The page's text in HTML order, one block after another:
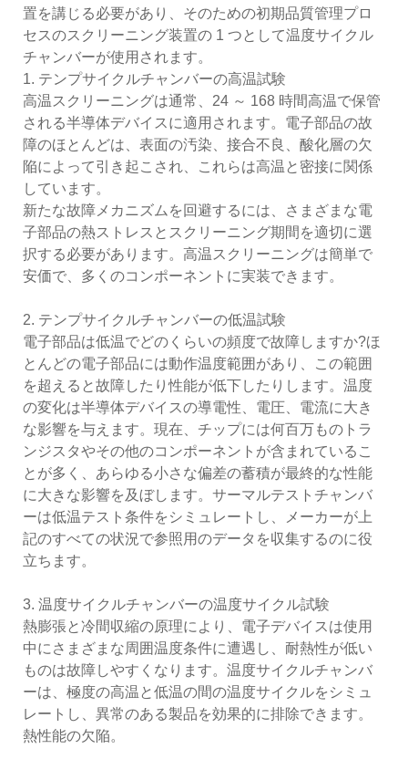
置を講じる必要があり、そのための初期品質管理プロ
セスのスクリーニング装置の 1 つとして温度サイクル
チャンバーが使用されます。
1. テンプサイクルチャンバーの高温試験
高温スクリーニングは通常、24 ～ 168 時間高温で保管
される半導体デバイスに適用されます。電子部品の故
障のほとんどは、表面の汚染、接合不良、酸化層の欠
陥によって引き起こされ、これらは高温と密接に関係
しています。
新たな故障メカニズムを回避するには、さまざまな電
子部品の熱ストレスとスクリーニング期間を適切に選
択する必要があります。高温スクリーニングは簡単で
安価で、多くのコンポーネントに実装できます。
2. テンプサイクルチャンバーの低温試験
電子部品は低温でどのくらいの頻度で故障しますか?ほ
とんどの電子部品には動作温度範囲があり、この範囲
を超えると故障したり性能が低下したりします。温度
の変化は半導体デバイスの導電性、電圧、電流に大き
な影響を与えます。現在、チップには何百万ものトラ
ンジスタやその他のコンポーネントが含まれているこ
とが多く、あらゆる小さな偏差の蓄積が最終的な性能
に大きな影響を及ぼします。サーマルテストチャンバ
ーは低温テスト条件をシミュレートし、メーカーが上
記のすべての状況で参照用のデータを収集するのに役
立ちます。
3. 温度サイクルチャンバーの温度サイクル試験
熱膨張と冷間収縮の原理により、電子デバイスは使用
中にさまざまな周囲温度条件に遭遇し、耐熱性が低い
ものは故障しやすくなります。温度サイクルチャンバ
ーは、極度の高温と低温の間の温度サイクルをシミュ
レートし、異常のある製品を効果的に排除できます。
熱性能の欠陥。